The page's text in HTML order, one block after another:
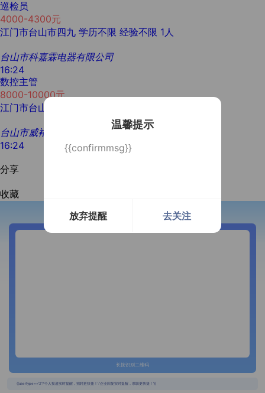
巡检员
4000-4300元
江门市台山市四九 学历不限 经验不限 1人
台山市科嘉霖电器有限公司
16:24
数控主管
8000-10000元
江门市台山市水步
台山市威裕智能家居有限公司
16:24
分享
收藏
长按识别二维码
{{usertype=='2'?'个人投递实时提醒，招聘更快捷！':'企业回复实时提醒，求职更快捷！'}}
温馨提示
{{confirmmsg}}
放弃提醒 去关注